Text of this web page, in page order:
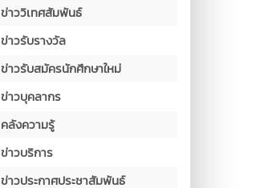
ข่าววิเทศสัมพันธ์
ข่าวรับรางวัล
ข่าวรับสมัครนักศึกษาใหม่
ข่าวบุคลากร
คลังความรู้
ข่าวบริการ
ข่าวประกาศประชาสัมพันธ์